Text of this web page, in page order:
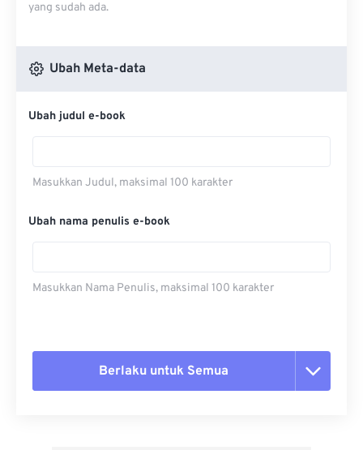
yang sudah ada.
Ubah Meta-data
Ubah judul e-book
Masukkan Judul, maksimal 100 karakter
Ubah nama penulis e-book
Masukkan Nama Penulis, maksimal 100 karakter
Berlaku untuk Semua